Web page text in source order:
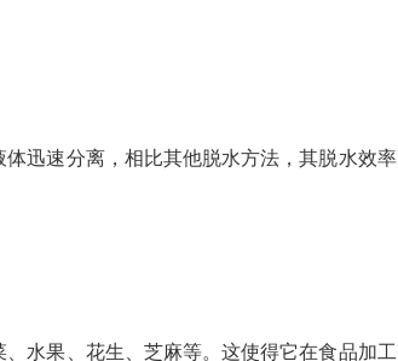
迅速分离，相比其他脱水方法，其脱水效
水果、花生、芝麻等。这使得它在食品加